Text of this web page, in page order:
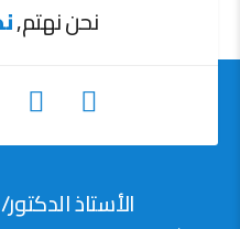
نحن نهتم,
الأستاذ